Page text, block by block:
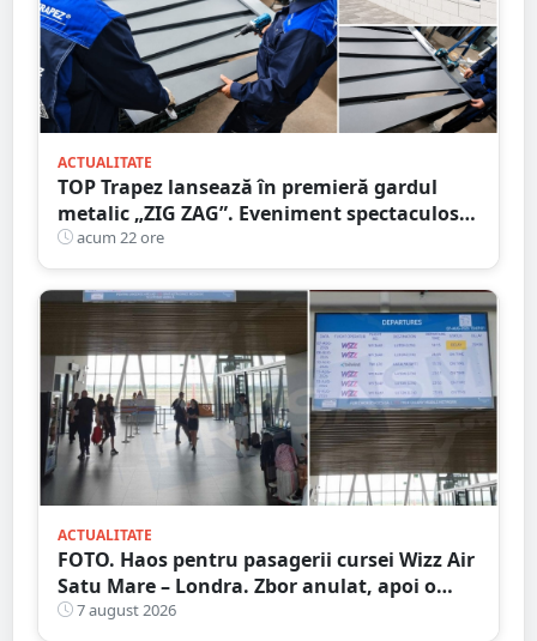
ACTUALITATE
TOP Trapez lansează în premieră gardul
metalic „ZIG ZAG”. Eveniment spectaculos
în Grădina Romei
acum 22 ore
ACTUALITATE
FOTO. Haos pentru pasagerii cursei Wizz Air
Satu Mare – Londra. Zbor anulat, apoi o
nouă întârziere. Fără explicații clare
7 august 2026